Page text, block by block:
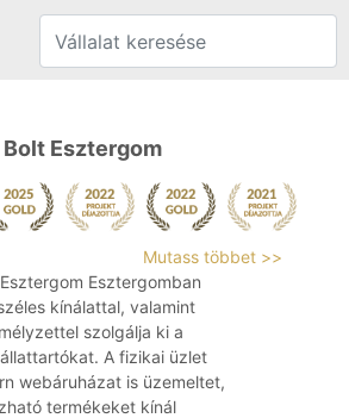
Esztergom
Mutass többet >>
Esztergomban
kínálattal, valamint
szolgálja ki a
A fizikai üzlet
webáruházat is üzemeltet,
termékeket kínál